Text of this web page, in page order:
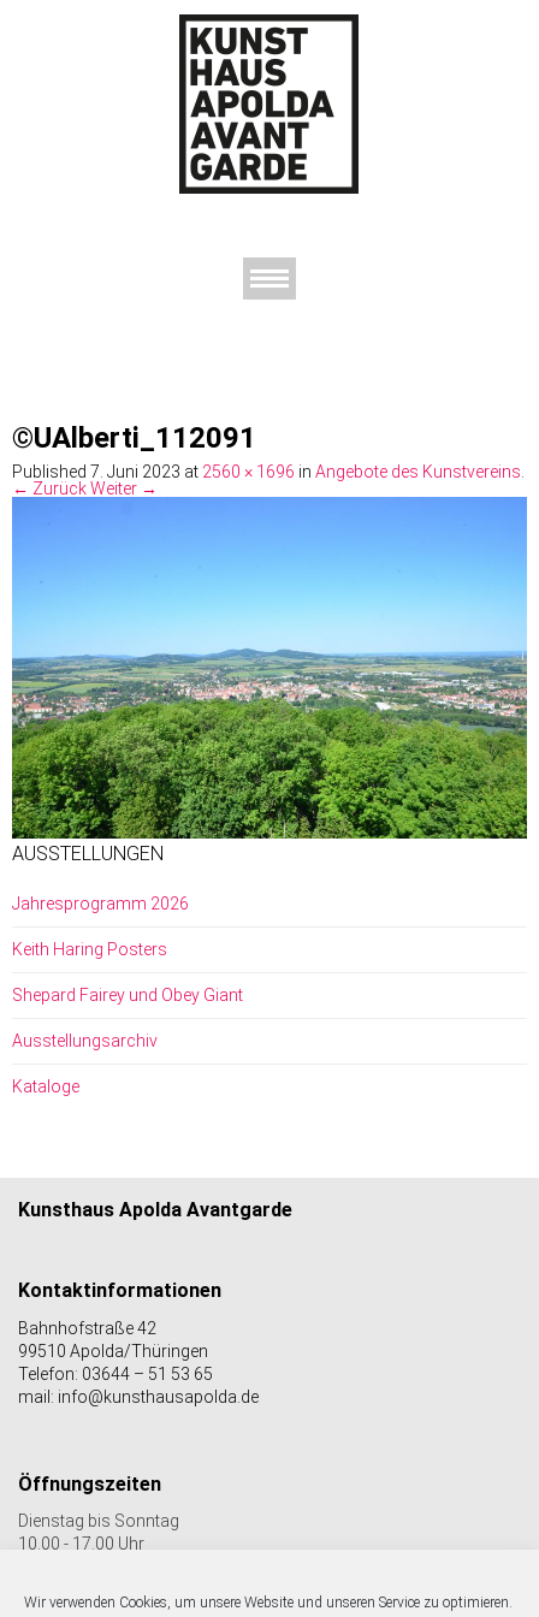
Wir verwenden Cookies, um unsere Website und unseren Service zu optimieren.
©UAlberti_112091
Published 7. Juni 2023 at 2560 × 1696 in Angebote des Kunstvereins.
← ZurückWeiter →
AUSSTELLUNGEN
Jahresprogramm 2026
Keith Haring Posters
Shepard Fairey und Obey Giant
Ausstellungsarchiv
Kataloge
Kunsthaus Apolda Avantgarde
Kontaktinformationen
Bahnhofstraße 42
99510 Apolda/Thüringen
Telefon: 03644 – 51 53 65
mail: info@kunsthausapolda.de
Öffnungszeiten
Dienstag bis Sonntag
10.00 - 17.00 Uhr